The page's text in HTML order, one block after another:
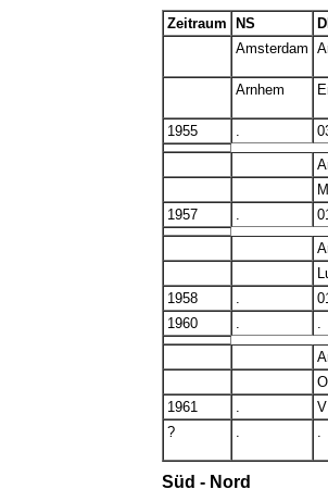
Zeitraum NS
Amsterdam
Arnhem
1955 .
1957
.
1958
.
1960
. .
1961
.
?
. .
Süd - Nord